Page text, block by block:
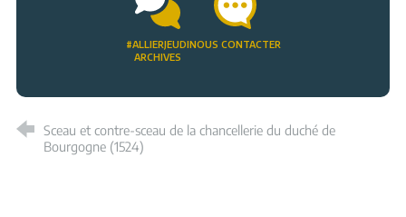
#ALLIERJEUDI
ARCHIVES
NOUS CONTACTER
Sceau et contre-sceau de la chancellerie du duché de
Bourgogne (1524)